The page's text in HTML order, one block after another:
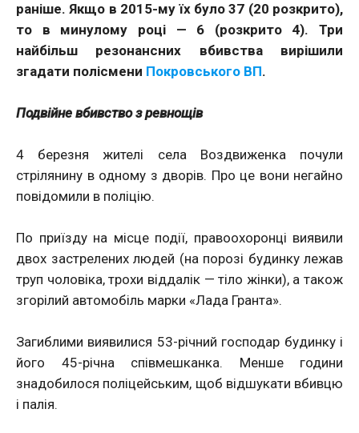
раніше. Якщо в 2015-му їх було 37 (20 розкрито),
то в минулому році — 6 (розкрито 4). Три
найбільш резонансних вбивства вирішили
згадати полісмени Покровського ВП.
Подвійне вбивство з ревнощів
4 березня жителі села Воздвиженка почули
стрілянину в одному з дворів. Про це вони негайно
повідомили в поліцію.
По приїзду на місце події, правоохоронці виявили
двох застрелених людей (на порозі будинку лежав
труп чоловіка, трохи віддалік — тіло жінки), а також
згорілий автомобіль марки «Лада Гранта».
Загиблими виявилися 53-річний господар будинку і
його 45-річна співмешканка. Менше години
знадобилося поліцейським, щоб відшукати вбивцю
і палія.